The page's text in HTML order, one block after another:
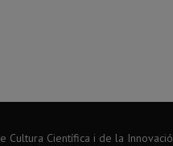
Cultura Científica i de la Innovació